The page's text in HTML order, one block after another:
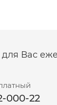
Вас
000-22